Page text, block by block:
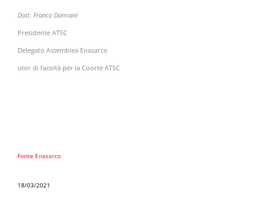
Dott. Franco Damiani
Presidente ATSC
Delegato Assemblea Enasarco
utor di facoltà per la Coorte ATSC
Fonte Enasarco
18/03/2021